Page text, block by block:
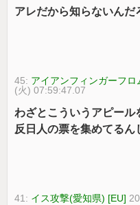
アレだから知らないんだ
45: アイアンフィンガーフ
(火) 07:59:47.07
わざとこういうアピール
反日人の票を集めてるん
41: イス攻撃(愛知県) [EU]